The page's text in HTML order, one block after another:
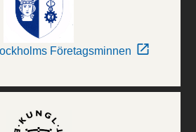
Företagsminnen